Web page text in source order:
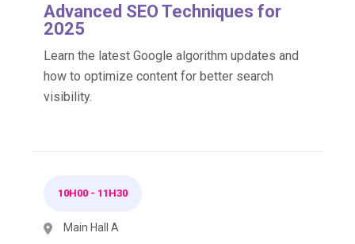
Advanced SEO Techniques for
2025
Learn the latest Google algorithm updates and
how to optimize content for better search
visibility.
10H00 - 11H30
Main Hall A